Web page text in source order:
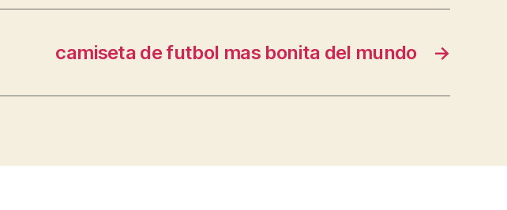
→
camiseta de futbol mas bonita del mundo